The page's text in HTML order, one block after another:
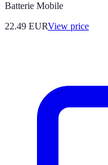
Batterie Mobile
22.49 EURView price